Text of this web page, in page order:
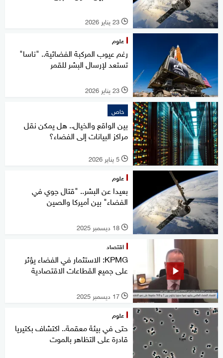
l 23 يناير 2026
علوم
رغم عيوب المركبة الفضائية.. "ناسا"
تستعد لإرسال البشر للقمر
l 23 يناير 2026
خاص
بين الواقع والخيال.. هل يمكن نقل
مراكز البيانات إلى الفضاء؟
l 5 يناير 2026
علوم
بعيدا عن البشر.. "قتال جوي في
الفضاء" بين أميركا والصين
l 18 ديسمبر 2025
اقتصاد
KPMG: الاستثمار في الفضاء يؤثر
على جميع القطاعات الاقتصادية
l 17 ديسمبر 2025
علوم
حتى في بيئة معقمة.. اكتشاف بكتيريا
قادرة على التظاهر بالموت